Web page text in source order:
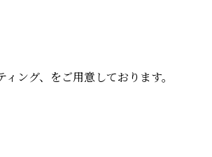
ング、をご用意しております。